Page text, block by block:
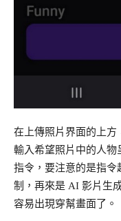
在上傳照片界面的上方
輸入希望照片中的人物
指令，要注意的是指令
制，再來是 AI 影片生
容易出現穿幫畫面了。